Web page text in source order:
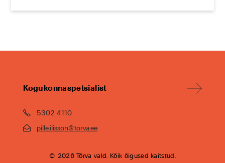
Kogukonnaspetsialist
5302 4110
pille.ilisson@torva.ee
© 2026 Tõrva vald. Kõik õigused kaitstud.